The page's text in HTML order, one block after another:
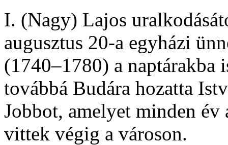
I. (Nagy) Lajos
augusztus 20-a egyházi
(1740–1780) a naptárakba
továbbá Budára hozatta
Jobbot, amelyet minden év
vittek végig a városon.